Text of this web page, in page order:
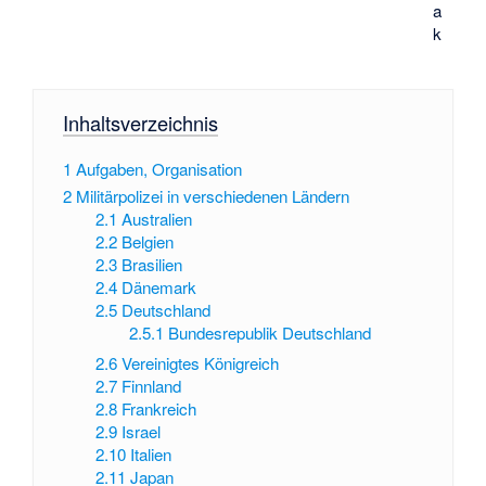
a
k
Inhaltsverzeichnis
1 Aufgaben, Organisation
2 Militärpolizei in verschiedenen Ländern
2.1 Australien
2.2 Belgien
2.3 Brasilien
2.4 Dänemark
2.5 Deutschland
2.5.1 Bundesrepublik Deutschland
2.6 Vereinigtes Königreich
2.7 Finnland
2.8 Frankreich
2.9 Israel
2.10 Italien
2.11 Japan